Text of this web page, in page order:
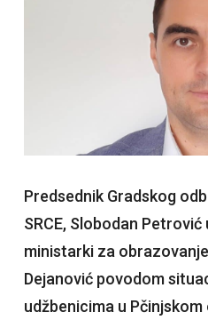
Predsednik Gradskog
SRCE, Slobodan
ministarki za
Dejanović povodom
udžbenicima u Pčinjskom